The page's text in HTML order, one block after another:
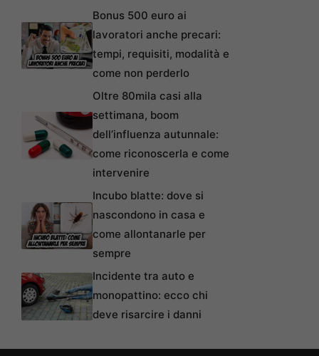
Bonus 500 euro ai
lavoratori anche precari:
tempi, requisiti, modalità e
come non perderlo
Oltre 80mila casi alla
settimana, boom
dell’influenza autunnale:
come riconoscerla e come
intervenire
Incubo blatte: dove si
nascondono in casa e
come allontanarle per
sempre
Incidente tra auto e
monopattino: ecco chi
deve risarcire i danni